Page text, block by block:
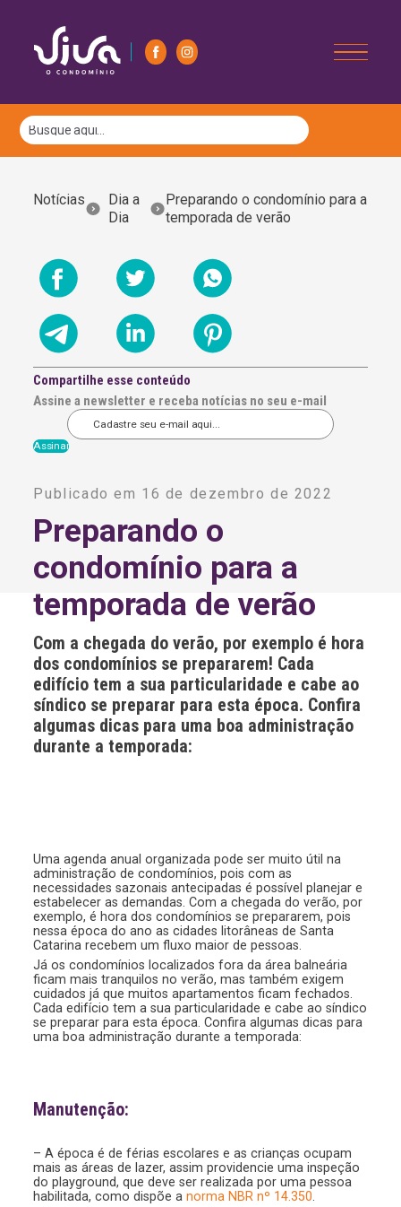
Notícias
Dia a
Dia
Preparando o condomínio para a
temporada de verão
Compartilhe esse conteúdo
Assine a newsletter e receba notícias no seu e-mail
t
n
t
v
:
Publicado em 16 de dezembro de 2022
Preparando o
condomínio para a
temporada de verão
Com a chegada do verão, por exemplo é hora
dos condomínios se prepararem! Cada
edifício tem a sua particularidade e cabe ao
síndico se preparar para esta época. Confira
algumas dicas para uma boa administração
durante a temporada:
Uma agenda anual organizada pode ser muito útil na
administração de condomínios, pois com as
necessidades sazonais antecipadas é possível planejar e
estabelecer as demandas. Com a chegada do verão, por
exemplo, é hora dos condomínios se prepararem, pois
nessa época do ano as cidades litorâneas de Santa
Catarina recebem um fluxo maior de pessoas.
Já os condomínios localizados fora da área balneária
ficam mais tranquilos no verão, mas também exigem
cuidados já que muitos apartamentos ficam fechados.
Cada edifício tem a sua particularidade e cabe ao síndico
se preparar para esta época. Confira algumas dicas para
uma boa administração durante a temporada:
Manutenção:
– A época é de férias escolares e as crianças ocupam
mais as áreas de lazer, assim providencie uma inspeção
do playground, que deve ser realizada por uma pessoa
habilitada, como dispõe anorma NBR nº 14.350